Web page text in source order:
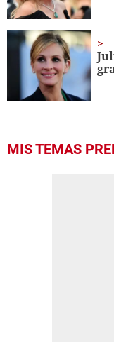
MIS TEMAS